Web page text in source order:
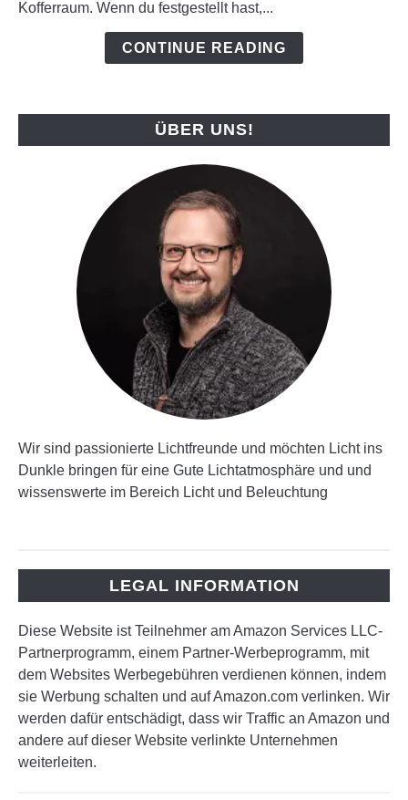
So
Kofferraum
Kofferraum. Wenn du festgestellt hast,...
CONTINUE READING
ÜBER UNS!
Wir sind passionierte Lichtfreunde und möchten Licht ins
Dunkle bringen für eine Gute Lichtatmosphäre und und
wissenswerte im Bereich Licht und Beleuchtung
LEGAL INFORMATION
Diese Website ist Teilnehmer am Amazon Services LLC-
Partnerprogramm, einem Partner-Werbeprogramm, mit
dem Websites Werbegebühren verdienen können, indem
sie Werbung schalten und auf Amazon.com verlinken. Wir
werden dafür entschädigt, dass wir Traffic an Amazon und
andere auf dieser Website verlinkte Unternehmen
weiterleiten.